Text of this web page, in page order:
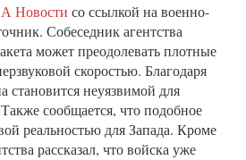
Новости со ссылкой на военно-
Собеседник агентства
может преодолевать плотные
скоростью. Благодаря
становится неуязвимой для
сообщается, что подобное
реальностью для Запада. Кроме
рассказал, что войска уже